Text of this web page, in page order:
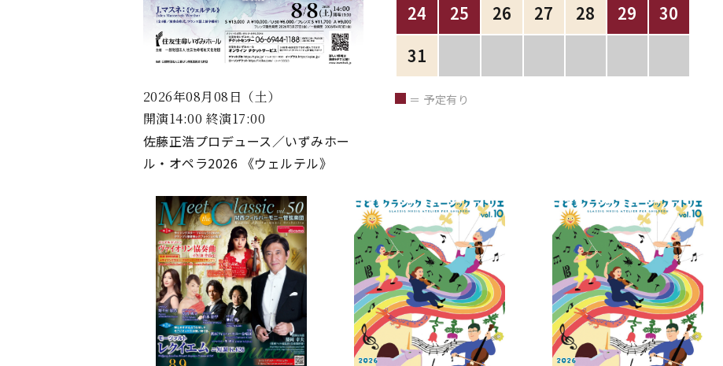
24
25 26 27 28 29
30
31
＝ 予定有り
2026年08月08日（土）
開演14:00 終演17:00
佐藤正浩プロデュース／いずみホー
ル・オペラ2026 《ウェルテル》